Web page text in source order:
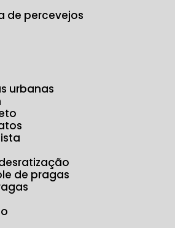
de percevejos
urbanas
de pragas